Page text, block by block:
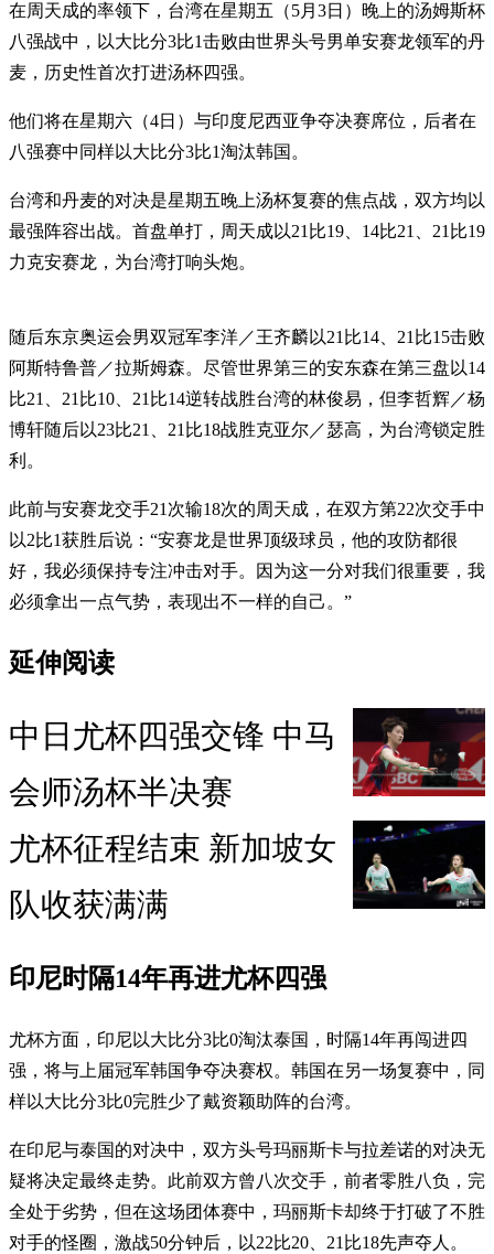
在周天成的率领下，台湾在星期五（5月3日）晚上的汤姆斯杯
八强战中，以大比分3比1击败由世界头号男单安赛龙领军的丹
麦，历史性首次打进汤杯四强。
他们将在星期六（4日）与印度尼西亚争夺决赛席位，后者在
八强赛中同样以大比分3比1淘汰韩国。
台湾和丹麦的对决是星期五晚上汤杯复赛的焦点战，双方均以
最强阵容出战。首盘单打，周天成以21比19、14比21、21比19
力克安赛龙，为台湾打响头炮。
随后东京奥运会男双冠军李洋／王齐麟以21比14、21比15击败
阿斯特鲁普／拉斯姆森。尽管世界第三的安东森在第三盘以14
比21、21比10、21比14逆转战胜台湾的林俊易，但李哲辉／杨
博轩随后以23比21、21比18战胜克亚尔／瑟高，为台湾锁定胜
利。
此前与安赛龙交手21次输18次的周天成，在双方第22次交手中
以2比1获胜后说：“安赛龙是世界顶级球员，他的攻防都很
好，我必须保持专注冲击对手。因为这一分对我们很重要，我
必须拿出一点气势，表现出不一样的自己。”
延伸阅读
中日尤杯四强交锋 中马
会师汤杯半决赛
尤杯征程结束 新加坡女
队收获满满
印尼时隔14年再进尤杯四强
尤杯方面，印尼以大比分3比0淘汰泰国，时隔14年再闯进四
强，将与上届冠军韩国争夺决赛权。韩国在另一场复赛中，同
样以大比分3比0完胜少了戴资颖助阵的台湾。
在印尼与泰国的对决中，双方头号玛丽斯卡与拉差诺的对决无
疑将决定最终走势。此前双方曾八次交手，前者零胜八负，完
全处于劣势，但在这场团体赛中，玛丽斯卡却终于打破了不胜
对手的怪圈，激战50分钟后，以22比20、21比18先声夺人。